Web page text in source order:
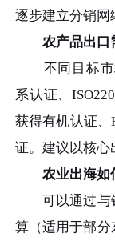
逐步建立分销网
农产品出口
不同目标市
系认证、
获得有机认证、
证。建议以核心
农业出海如
可以通过与银
算（适用于部